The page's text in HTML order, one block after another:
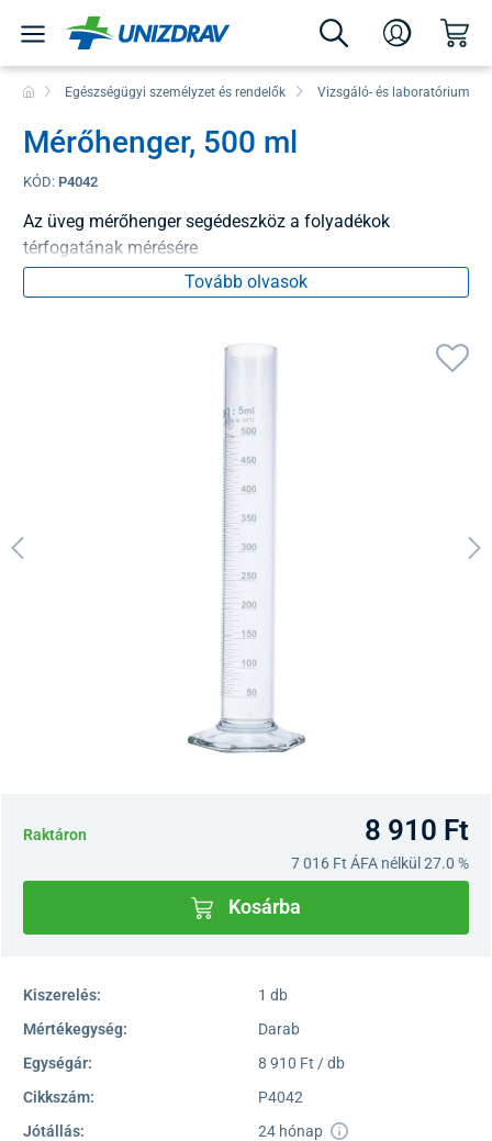
Egészségügyi személyzet és rendelők Vizsgáló- és laboratóriumi
Mérőhenger, 500 ml
KÓD: P4042
Az üveg mérőhenger segédeszköz a folyadékok
térfogatának mérésére
Tovább olvasok
Raktáron 8 910 Ft
7 016 Ft ÁFA nélkül 27.0 %
Kosárba
Kiszerelés:
1 db
Mértékegység:
Darab
Egységár:
8 910 Ft / db
Cikkszám:
P4042
Jótállás:
24 hónap